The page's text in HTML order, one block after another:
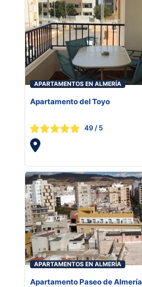
APARTAMENTOS EN ALMERÍA
Apartamento del Toyo
49 / 5
APARTAMENTOS EN ALMERÍA
Apartamento Paseo de Almería